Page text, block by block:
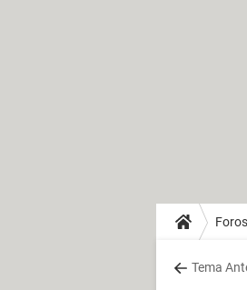
Foros
Tema